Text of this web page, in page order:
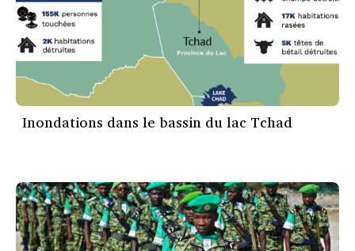
Inondations dans le bassin du lac Tchad